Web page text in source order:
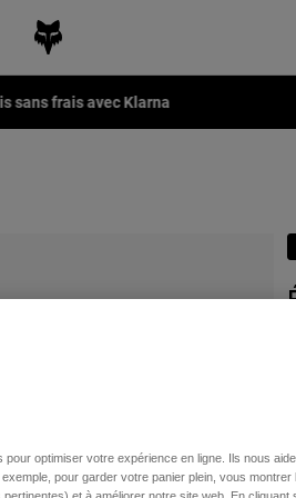
sans frais avec Klarna
optimiser votre expérience en ligne. Ils nous
pour garder votre panier plein, vous montrer
et à améliorer notre site web. En cliquant